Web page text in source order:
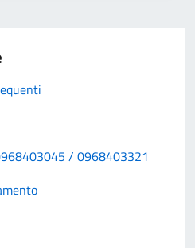
/ 0968403321